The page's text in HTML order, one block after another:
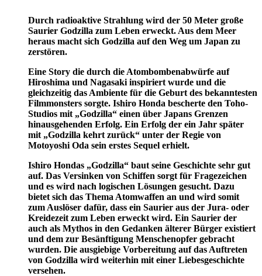
Durch radioaktive Strahlung wird der 50 Meter große
Saurier Godzilla zum Leben erweckt. Aus dem Meer
heraus macht sich Godzilla auf den Weg um Japan zu
zerstören.
Eine Story die durch die Atombombenabwürfe auf
Hiroshima und Nagasaki inspiriert wurde und die
gleichzeitig das Ambiente für die Geburt des bekanntesten
Filmmonsters sorgte. Ishiro Honda bescherte den Toho-
Studios mit „Godzilla“ einen über Japans Grenzen
hinausgehenden Erfolg. Ein Erfolg der ein Jahr später
mit „Godzilla kehrt zurück“ unter der Regie von
Motoyoshi Oda sein erstes Sequel erhielt.
Ishiro Hondas „Godzilla“ baut seine Geschichte sehr gut
auf. Das Versinken von Schiffen sorgt für Fragezeichen
und es wird nach logischen Lösungen gesucht. Dazu
bietet sich das Thema Atomwaffen an und wird somit
zum Auslöser dafür, dass ein Saurier aus der Jura- oder
Kreidezeit zum Leben erweckt wird. Ein Saurier der
auch als Mythos in den Gedanken älterer Bürger existiert
und dem zur Besänftigung Menschenopfer gebracht
wurden. Die ausgiebige Vorbereitung auf das Auftreten
von Godzilla wird weiterhin mit einer Liebesgeschichte
versehen.